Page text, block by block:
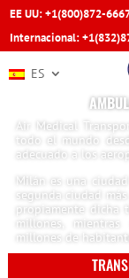
EE UU: +1(800)872-
Internacional:
ES
Air Medical
todo el mundo
adecuado a los
Milán es una
segunda ciudad
propiamente dicha
millones,
millones de